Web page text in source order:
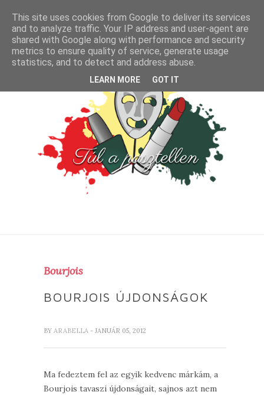
Bourjois
BOURJOIS ÚJDONSÁGOK
BY ARABELLA - JANUÁR 05, 2012
Ma fedeztem fel az egyik kedvenc márkám, a
Bourjois tavaszi újdonságait, sajnos azt nem
This site uses cookies from Google to deliver its services
and to analyze traffic. Your IP address and user-agent are
shared with Google along with performance and security
metrics to ensure quality of service, generate usage
statistics, and to detect and address abuse.
LEARN MORE GOT IT